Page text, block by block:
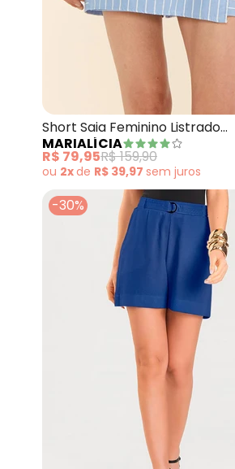
Short Saia Feminino Listrado
Transpasse (Azul)
MARIALÍCIA
R$ 79,95R$ 159,90
ou 2xde R$ 39,97 sem juros
-30%